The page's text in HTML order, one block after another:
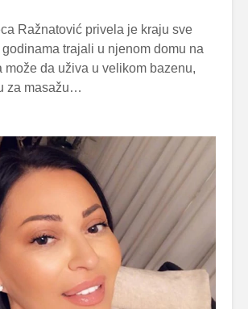
Ražnatović privela je kraju sve
trajali u njenom domu na
može da uživa u velikom bazenu,
za masažu…